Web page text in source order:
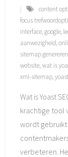
content
focus
interface,google,
aanwezigheid,
sitemap genereren
website,wat is
xml-sitemap,
Wat is Yoast
krachtige tool
wordt
verbeteren.